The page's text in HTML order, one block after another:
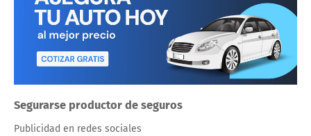
Segurarse productor de seguros
Publicidad en redes sociales